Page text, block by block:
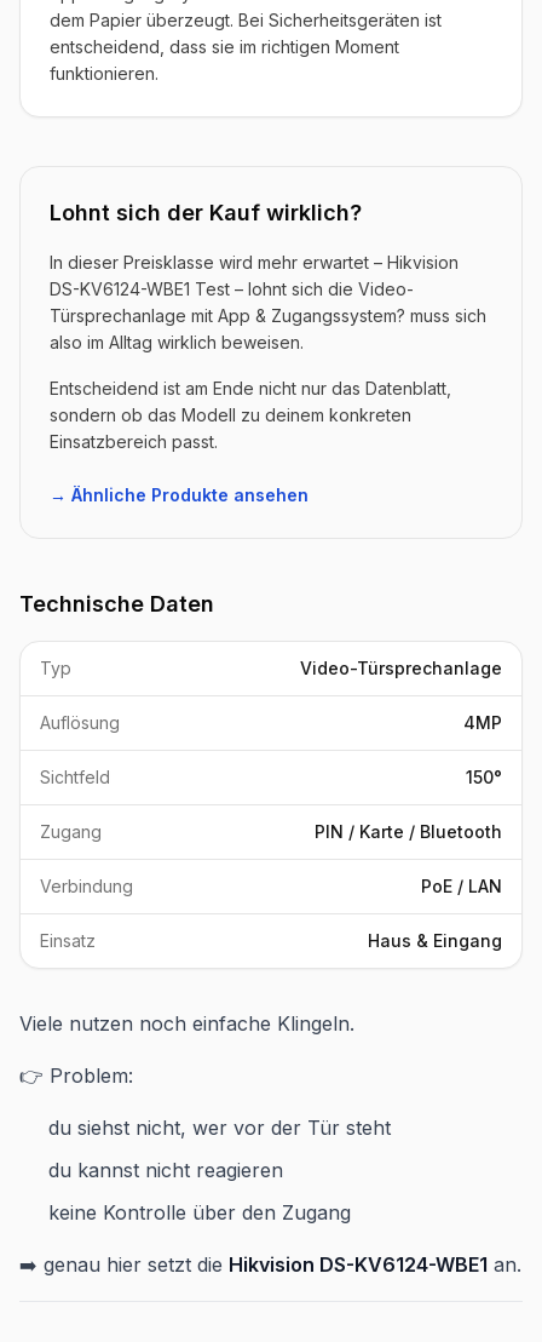
dem Papier überzeugt. Bei Sicherheitsgeräten ist
entscheidend, dass sie im richtigen Moment
funktionieren.
Lohnt sich der Kauf wirklich?
In dieser Preisklasse wird mehr erwartet – Hikvision
DS-KV6124-WBE1 Test – lohnt sich die Video-
Türsprechanlage mit App & Zugangssystem? muss sich
also im Alltag wirklich beweisen.
Entscheidend ist am Ende nicht nur das Datenblatt,
sondern ob das Modell zu deinem konkreten
Einsatzbereich passt.
→ Ähnliche Produkte ansehen
Technische Daten
Typ Video-Türsprechanlage
Auflösung 4MP
Sichtfeld 150°
Zugang PIN / Karte / Bluetooth
Verbindung PoE / LAN
Einsatz Haus & Eingang
Viele nutzen noch einfache Klingeln.
👉 Problem:
du siehst nicht, wer vor der Tür steht
du kannst nicht reagieren
keine Kontrolle über den Zugang
➡️ genau hier setzt die Hikvision DS-KV6124-WBE1 an.